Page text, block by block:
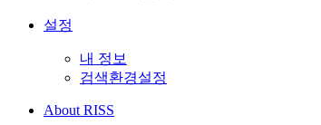
설정
내 정보
검색환경설정
About RISS